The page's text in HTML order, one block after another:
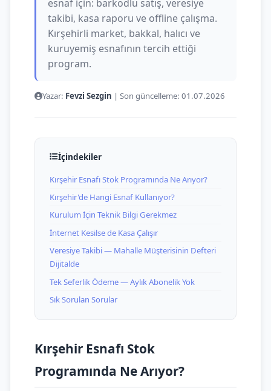
esnaf için: barkodlu satış, veresiye
takibi, kasa raporu ve offline çalışma.
Kırşehirli market, bakkal, halıcı ve
kuruyemiş esnafının tercih ettiği
program.
Yazar: Fevzi Sezgin | Son güncelleme: 01.07.2026
İçindekiler
Kırşehir Esnafı Stok Programında Ne Arıyor?
Kırşehir'de Hangi Esnaf Kullanıyor?
Kurulum İçin Teknik Bilgi Gerekmez
İnternet Kesilse de Kasa Çalışır
Veresiye Takibi — Mahalle Müşterisinin Defteri
Dijitalde
Tek Seferlik Ödeme — Aylık Abonelik Yok
Sık Sorulan Sorular
Kırşehir Esnafı Stok
Programında Ne Arıyor?